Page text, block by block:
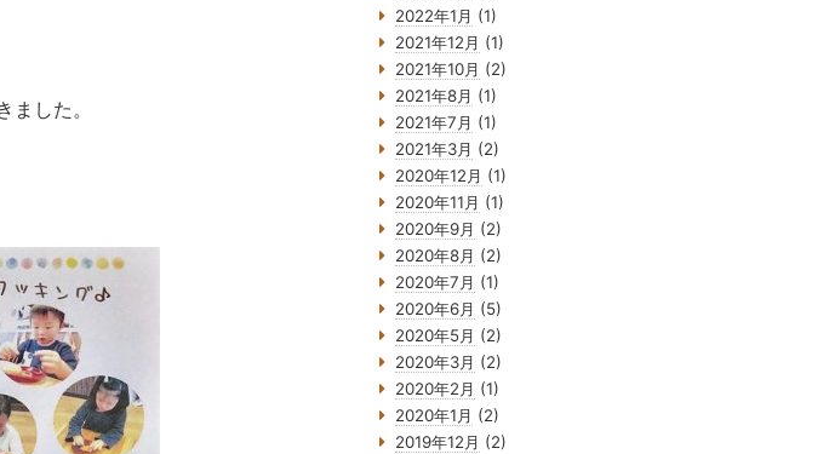
した。
2022年1月 (1)
2021年12月 (1)
2021年10月 (2)
2021年8月 (1)
2021年7月 (1)
2021年3月 (2)
2020年12月 (1)
2020年11月 (1)
2020年9月 (2)
2020年8月 (2)
2020年7月 (1)
2020年6月 (5)
2020年5月 (2)
2020年3月 (2)
2020年2月 (1)
2020年1月 (2)
2019年12月 (2)